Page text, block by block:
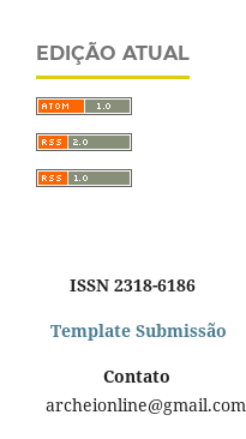
EDIÇÃO ATUAL
ISSN 2318-6186
Template Submissão
Contato
archeionline@gmail.com